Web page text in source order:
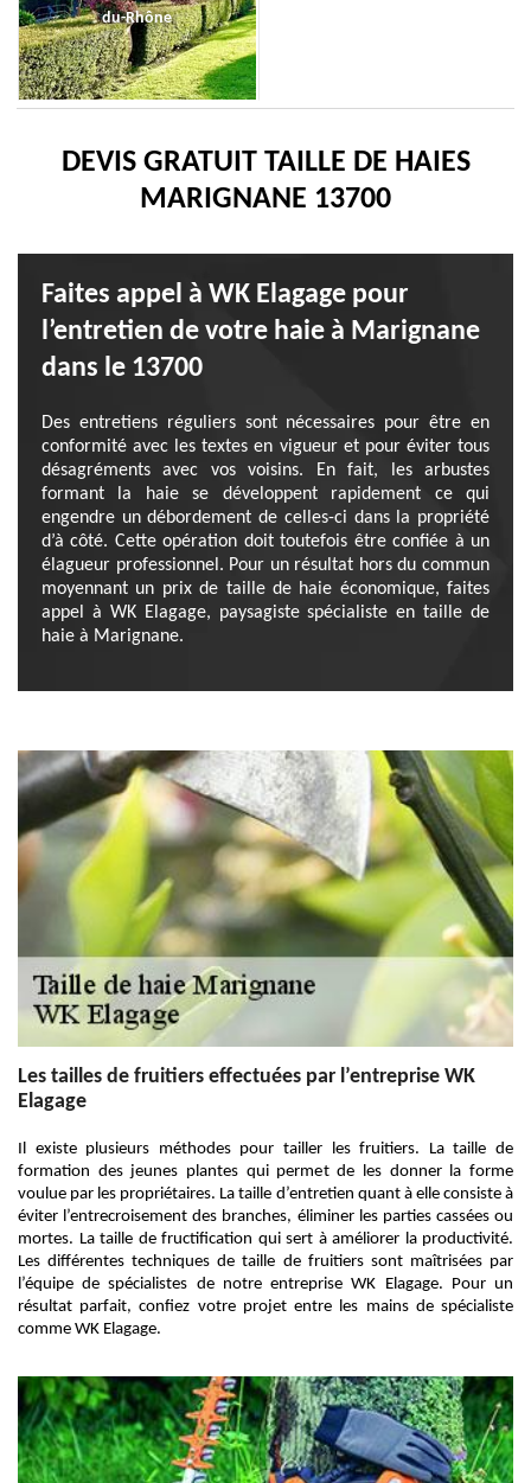
du-Rhône
DEVIS GRATUIT TAILLE DE HAIES
MARIGNANE 13700
Faites appel à WK Elagage pour
l’entretien de votre haie à Marignane
dans le 13700
Des entretiens réguliers sont nécessaires pour être en
conformité avec les textes en vigueur et pour éviter tous
désagréments avec vos voisins. En fait, les arbustes
formant la haie se développent rapidement ce qui
engendre un débordement de celles-ci dans la propriété
d’à côté. Cette opération doit toutefois être confiée à un
élagueur professionnel. Pour un résultat hors du commun
moyennant un prix de taille de haie économique, faites
appel à WK Elagage, paysagiste spécialiste en taille de
haie à Marignane.
Les tailles de fruitiers effectuées par l’entreprise WK
Elagage
Il existe plusieurs méthodes pour tailler les fruitiers. La taille de
formation des jeunes plantes qui permet de les donner la forme
voulue par les propriétaires. La taille d’entretien quant à elle consiste à
éviter l’entrecroisement des branches, éliminer les parties cassées ou
mortes. La taille de fructification qui sert à améliorer la productivité.
Les différentes techniques de taille de fruitiers sont maîtrisées par
l’équipe de spécialistes de notre entreprise WK Elagage. Pour un
résultat parfait, confiez votre projet entre les mains de spécialiste
comme WK Elagage.